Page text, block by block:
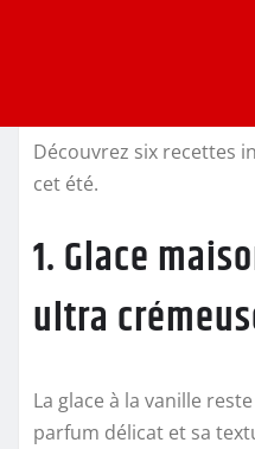
Découvrez six recettes
cet été.
1. Glace
ultra
La glace à la vanille
parfum délicat et sa